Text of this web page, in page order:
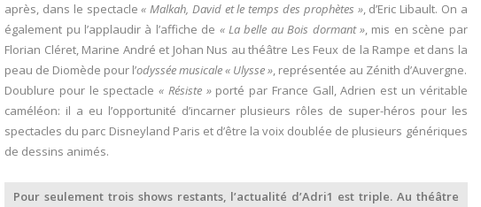
après, dans le spectacle« Malkah, David et le temps des prophètes », d’Eric Libault. On a
également pu l’applaudir à l’affiche de « La belle au Bois dormant », mis en scène par
Florian Cléret, Marine André et Johan Nus au théâtre Les Feux de la Rampe et dans la
peau de Diomède pour l’odyssée musicale « Ulysse », représentée au Zénith d’Auvergne.
Doublure pour le spectacle« Résiste »porté par France Gall, Adrien est un véritable
caméléon: il a eu l’opportunité d’incarner plusieurs rôles de super-héros pour les
spectacles du parc Disneyland Paris et d’être la voix doublée de plusieurs génériques
de dessins animés.
Pour seulement trois shows restants, l’actualité d’Adri1 est triple. Au théâtre